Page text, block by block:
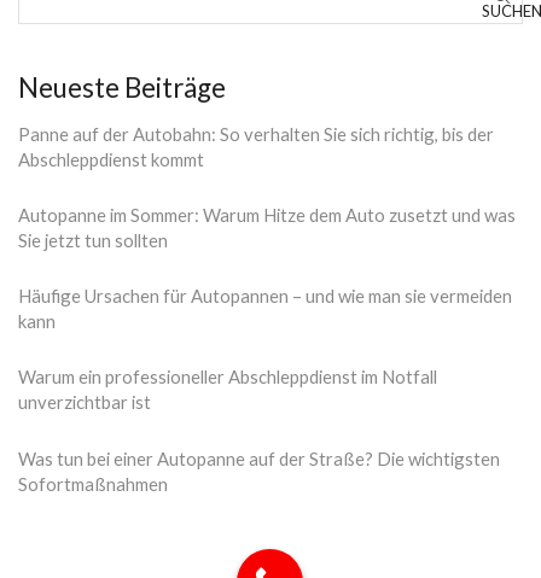
SUCHEN
Neueste Beiträge
Panne auf der Autobahn: So verhalten Sie sich richtig, bis der
Abschleppdienst kommt
Autopanne im Sommer: Warum Hitze dem Auto zusetzt und was
Sie jetzt tun sollten
Häufige Ursachen für Autopannen – und wie man sie vermeiden
kann
Warum ein professioneller Abschleppdienst im Notfall
unverzichtbar ist
Was tun bei einer Autopanne auf der Straße? Die wichtigsten
Sofortmaßnahmen